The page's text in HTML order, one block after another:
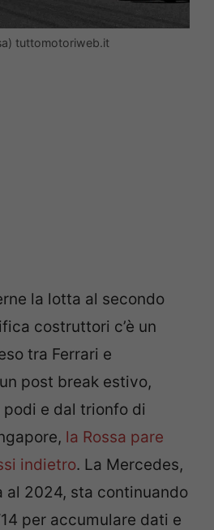
tuttomotoriweb.it
la lotta al secondo
costruttori c’è un
tra Ferrari e
post break estivo,
e dal trionfo di
la Rossa pare
indietro. La Mercedes,
al 2024, sta continuando
per accumulare dati e